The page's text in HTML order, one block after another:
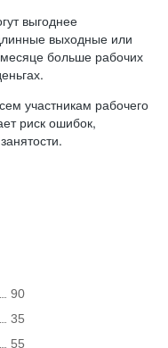
выгоднее
выходные или
месяце больше рабочих
участникам рабочего
риск ошибок,
90
35
55